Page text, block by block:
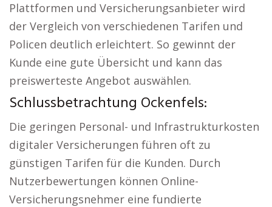
Plattformen und Versicherungsanbieter wird
der Vergleich von verschiedenen Tarifen und
Policen deutlich erleichtert. So gewinnt der
Kunde eine gute Übersicht und kann das
preiswerteste Angebot auswählen.
Schlussbetrachtung Ockenfels:
Die geringen Personal- und Infrastrukturkosten
digitaler Versicherungen führen oft zu
günstigen Tarifen für die Kunden. Durch
Nutzerbewertungen können Online-
Versicherungsnehmer eine fundierte